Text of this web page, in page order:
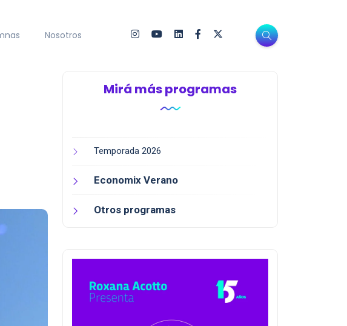
Nosotros
Mirá más programas
Temporada 2026
Economix Verano
Otros programas